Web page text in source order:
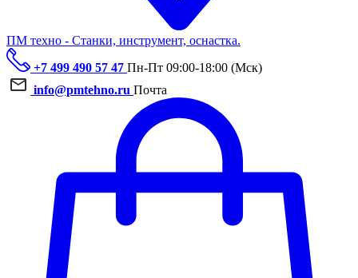
ПМ техно - Станки, инструмент, оснастка.
+7 499 490 57 47 Пн-Пт 09:00-18:00 (Мск)
info@pmtehno.ru Почта